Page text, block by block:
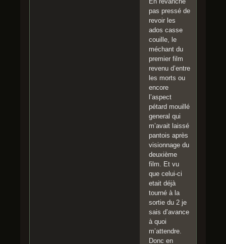
pas pressé de
revoir les
ados casse
couille, le
méchant du
premier film
revenu d’entre
les morts ou
encore
l’aspect
pétard mouillé
general qui
m’avait laissé
pantois après
visionnage du
deuxième
film. Et vu
que celui-ci
etait déjà
tourné à la
sortie du 2 je
sais d’avance
à quoi
m’attendre.
Donc en